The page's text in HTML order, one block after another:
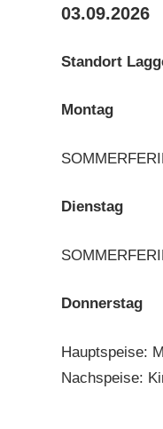
03.09.2026
Standort
Montag
Dienstag
Donnerstag
Hauptspeise:
Nachspeise: